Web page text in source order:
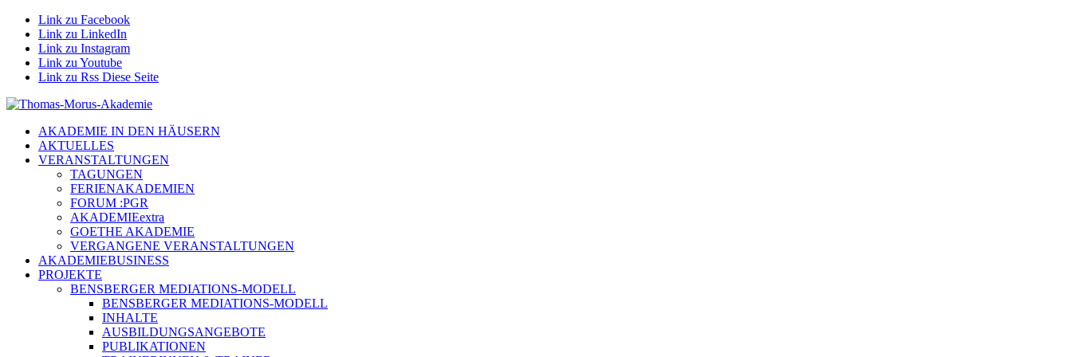
Link zu Facebook
Link zu LinkedIn
Link zu Instagram
Link zu Youtube
Link zu Rss Diese Seite
AKADEMIE IN DEN HÄUSERN
AKTUELLES
VERANSTALTUNGEN
TAGUNGEN
FERIENAKADEMIEN
FORUM :PGR
AKADEMIEextra
GOETHE AKADEMIE
VERGANGENE VERANSTALTUNGEN
AKADEMIEBUSINESS
PROJEKTE
BENSBERGER MEDIATIONS-MODELL
BENSBERGER MEDIATIONS-MODELL
INHALTE
AUSBILDUNGSANGEBOTE
PUBLIKATIONEN